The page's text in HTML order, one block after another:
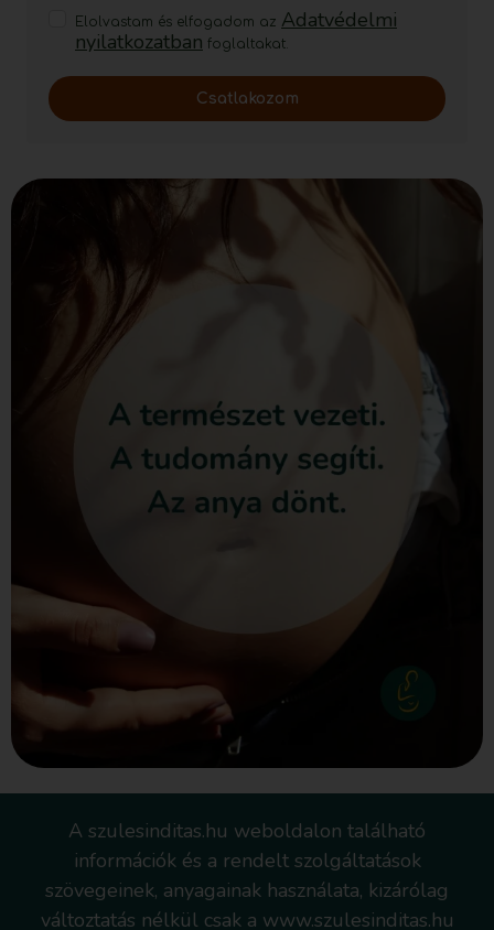
Elolvastam és elfogadom az Adatvédelmi
nyilatkozatban foglaltakat.
Csatlakozom
A szulesinditas.hu weboldalon található
információk és a rendelt szolgáltatások
szövegeinek, anyagainak használata, kizárólag
változtatás nélkül csak a www.szulesinditas.hu